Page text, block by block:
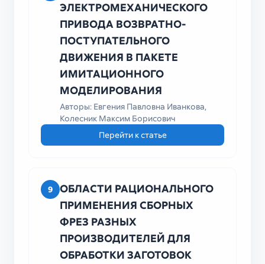
ЭЛЕКТРОМЕХАНИЧЕСКОГО
ПРИВОДА ВОЗВРАТНО-
ПОСТУПАТЕЛЬНОГО
ДВИЖЕНИЯ В ПАКЕТЕ
ИМИТАЦИОННОГО
МОДЕЛИРОВАНИЯ
Авторы: Евгения Павловна Иванкова,
Колесник Максим Борисович
Перейти к статье
9
ОБЛАСТИ РАЦИОНАЛЬНОГО
ПРИМЕНЕНИЯ СБОРНЫХ
ФРЕЗ РАЗНЫХ
ПРОИЗВОДИТЕЛЕЙ ДЛЯ
ОБРАБОТКИ ЗАГОТОВОК